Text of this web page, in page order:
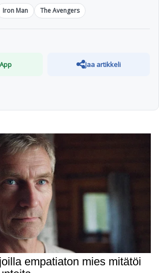
Iron Man The Avengers
Jaa artikkeli